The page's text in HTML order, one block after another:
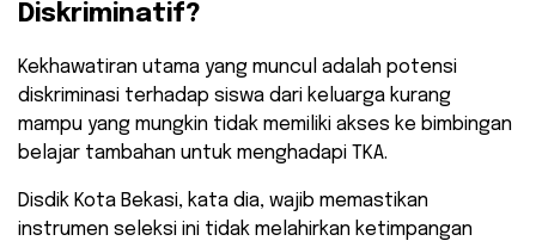
Diskriminatif?
​Kekhawatiran utama yang muncul adalah potensi
diskriminasi terhadap siswa dari keluarga kurang
mampu yang mungkin tidak memiliki akses ke bimbingan
belajar tambahan untuk menghadapi TKA.
Disdik Kota Bekasi, kata dia, wajib memastikan
instrumen seleksi ini tidak melahirkan ketimpangan